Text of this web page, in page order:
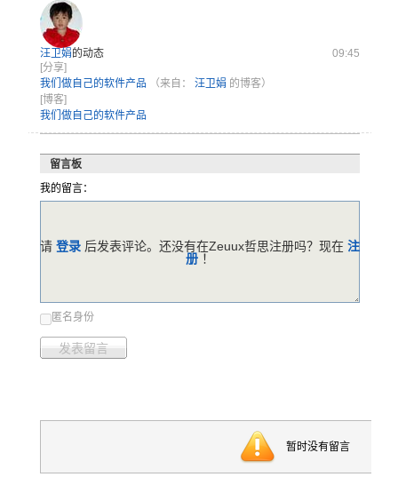
汪卫娟的动态
09:45
[分享]
我们做自己的软件产品
（来自： 汪卫娟 的博客）
[博客]
我们做自己的软件产品
留言板
我的留言：
匿名身份
发表留言
请 登录 后发表评论。还没有在Zeuux哲思注册吗？现在 注
册 ！
暂时没有留言